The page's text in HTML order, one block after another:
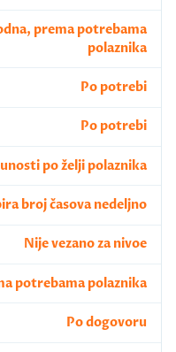
prema potrebama
polaznika
Po potrebi
Po potrebi
po želji polaznika
broj časova nedeljno
Nije vezano za nivoe
potrebama polaznika
Po dogovoru